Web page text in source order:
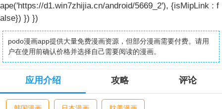
ape('https://d1.win7zhijia.cn/android/5669_2'), {isMipLink : f
alse}) }) })
podo漫画app提供大量免费漫画资源，但部分漫画需要付费。请用
户在使用前确认价格并选择自己需要阅读的漫画。
应用介绍 攻略 评论